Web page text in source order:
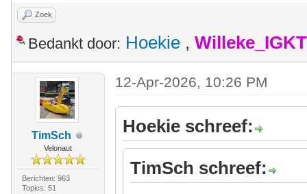
Zoek
Bedankt door: Hoekie , Willeke_IGKT
TimSch
Velonaut
Berichten: 963
Topics: 51
12-Apr-2026, 10:26 PM
Hoekie schreef:
TimSch schreef: